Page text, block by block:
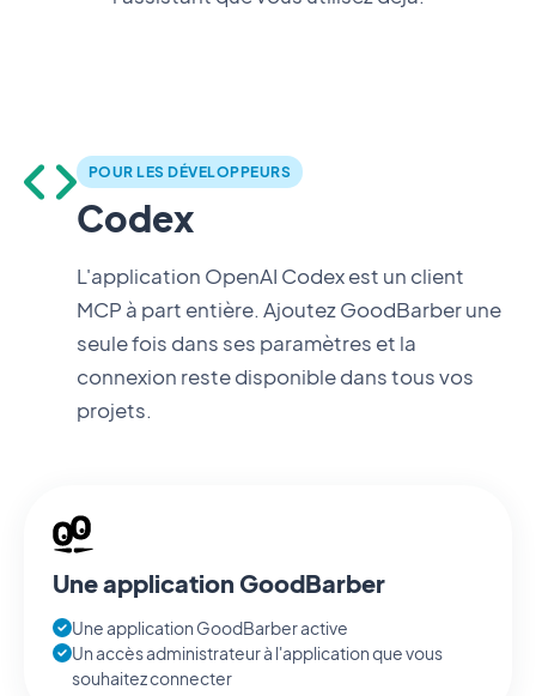
POUR LES DÉVELOPPEURS
Codex
L'application OpenAI Codex est un client
MCP à part entière. Ajoutez GoodBarber une
seule fois dans ses paramètres et la
connexion reste disponible dans tous vos
projets.
Une application GoodBarber
Une application GoodBarber active
Un accès administrateur à l'application que vous
souhaitez connecter